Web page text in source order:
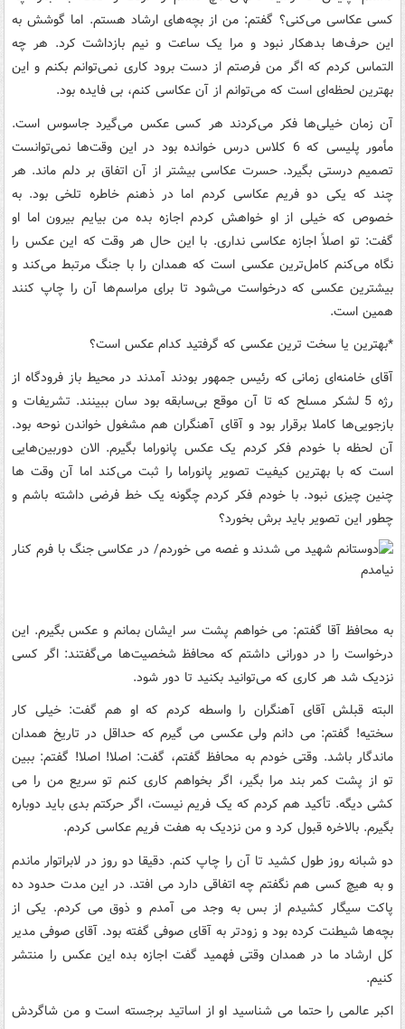
کسی عکاسی می‌کنی؟ گفتم: من از بچه‌های ارشاد هستم. اما گوشش به
این حرف‌ها بدهکار نبود و مرا یک ساعت و نیم بازداشت کرد. هر چه
التماس کردم که اگر من فرصتم از دست برود کاری نمی‌توانم بکنم و این
بهترین لحظه‌ای است که می‌توانم از آن عکاسی کنم، بی فایده بود.
آن زمان خیلی‌ها فکر می‌کردند هر کسی عکس می‌گیرد جاسوس است.
مأمور پلیسی که 6 کلاس درس خوانده بود در این وقت‌ها نمی‌توانست
تصمیم درستی بگیرد. حسرت عکاسی بیشتر از آن اتفاق بر دلم ماند. هر
چند که یکی دو فریم عکاسی کردم اما در ذهنم خاطره تلخی بود. به
خصوص که خیلی از او خواهش کردم اجازه بده من بیایم بیرون اما او
گفت: تو اصلاً‌ اجازه عکاسی نداری. با این حال هر وقت که این عکس را
نگاه می‌کنم کامل‌ترین عکسی است که همدان را با جنگ مرتبط می‌کند و
بیشترین عکسی که درخواست می‌شود تا برای مراسم‌ها آن را چاپ کنند
همین است.
*بهترین یا سخت ترین عکسی که گرفتید کدام عکس است؟
آقای خامنه‌ای زمانی که رئیس جمهور بودند آمدند در محیط باز فرودگاه از
رژه 5 لشکر مسلح که تا آن موقع بی‌سابقه بود سان ببینند. تشریفات و
بازجویی‌ها کاملا برقرار بود و آقای آهنگران هم مشغول خواندن نوحه بود.
آن لحظه با خودم فکر کردم یک عکس پانوراما بگیرم. الان دوربین‌هایی
است که با بهترین کیفیت تصویر پانوراما را ثبت می‌کند اما آن وقت ها
چنین چیزی نبود. با خودم فکر کردم چگونه یک خط فرضی داشته باشم و
چطور این تصویر باید برش بخورد؟
به محافظ آقا گفتم: می خواهم پشت سر ایشان بمانم و عکس بگیرم. این
درخواست را در دورانی داشتم که محافظ شخصیت‌ها می‌گفتند: اگر کسی
نزدیک شد هر کاری که می‌توانید بکنید تا دور شود.
البته قبلش آقای آهنگران را واسطه کردم که او هم گفت: خیلی کار
سختیه! گفتم: می دانم ولی عکسی می گیرم که حداقل در تاریخ همدان
ماندگار باشد. وقتی خودم به محافظ گفتم، گفت: اصلا! اصلا! گفتم: ببین
تو از پشت کمر بند مرا بگیر، اگر بخواهم کاری کنم تو سریع من را می
کشی دیگه. تأکید هم کردم که یک فریم نیست، اگر حرکتم بدی باید دوباره
بگیرم. بالاخره قبول کرد و من نزدیک به هفت فریم عکاسی کردم.
دو شبانه روز طول کشید تا آن را چاپ کنم. دقیقا دو روز در لابراتوار ماندم
و به هیچ کسی هم نگفتم چه اتفاقی دارد می افتد. در این مدت حدود ده
پاکت سیگار کشیدم از بس به وجد می آمدم و ذوق می کردم. یکی از
بچه‌ها شیطنت کرده بود و زودتر به آقای صوفی گفته بود. آقای صوفی مدیر
کل ارشاد ما در همدان وقتی فهمید گفت اجازه بده این عکس را منتشر
کنیم.
اکبر عالمی را حتما می شناسید او از اساتید برجسته است و من شاگردش